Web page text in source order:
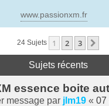
www.passionxm.fr
24 Sujets 1 2 3
Sujets récents
essence boite
message par jlm19 « 07